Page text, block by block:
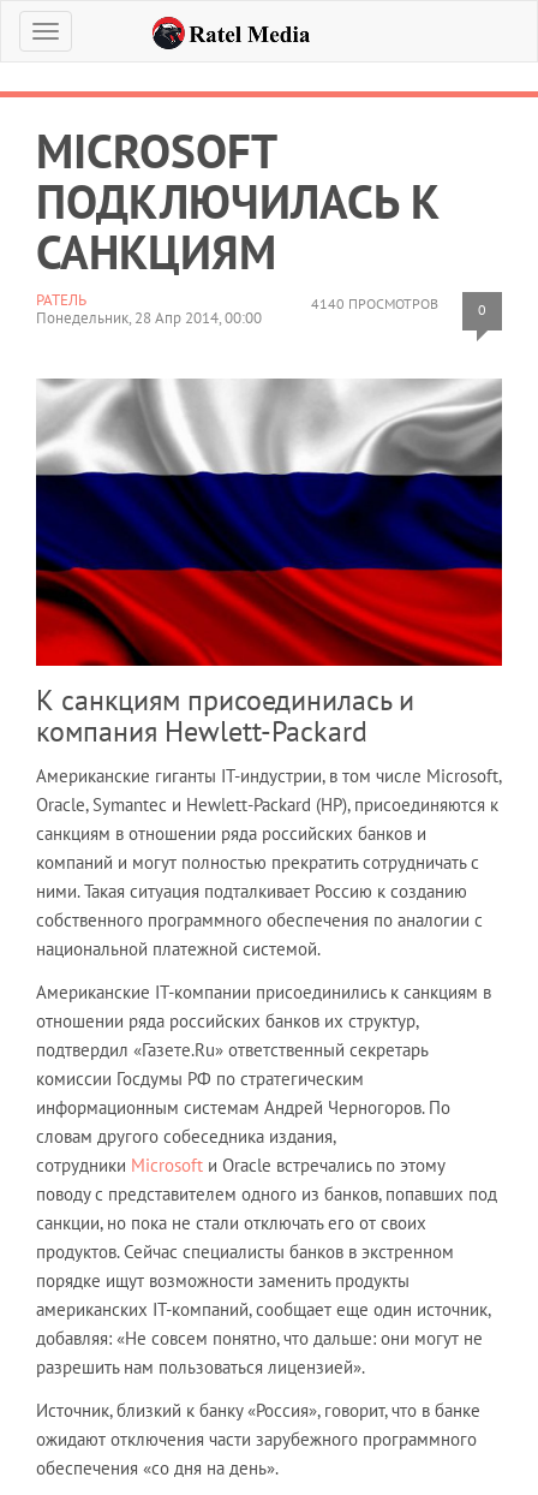
Меню
MICROSOFT
ПОДКЛЮЧИЛАСЬ К
САНКЦИЯМ
4140 ПРОСМОТРОВ 0
РАТЕЛЬ
Понедельник, 28 Апр 2014, 00:00
К санкциям присоединилась и
компания Hewlett-Packard
Американские гиганты IT-индустрии, в том числе Microsoft,
Oracle, Symantec и Hewlett-Packard (HP), присоединяются к
санкциям в отношении ряда российских банков и
компаний и могут полностью прекратить сотрудничать с
ними. Такая ситуация подталкивает Россию к созданию
собственного программного обеспечения по аналогии с
национальной платежной системой.
Американские IT-компании присоединились к санкциям в
отношении ряда российских банков их структур,
подтвердил «Газете.Ru» ответственный секретарь
комиссии Госдумы РФ по стратегическим
информационным системам Андрей Черногоров. По
словам другого собеседника издания,
сотрудники Microsoft и Oracle встречались по этому
поводу с представителем одного из банков, попавших под
санкции, но пока не стали отключать его от своих
продуктов. Сейчас специалисты банков в экстренном
порядке ищут возможности заменить продукты
американских IT-компаний, сообщает еще один источник,
добавляя: «Не совсем понятно, что дальше: они могут не
разрешить нам пользоваться лицензией».
Источник, близкий к банку «Россия», говорит, что в банке
ожидают отключения части зарубежного программного
обеспечения «со дня на день».